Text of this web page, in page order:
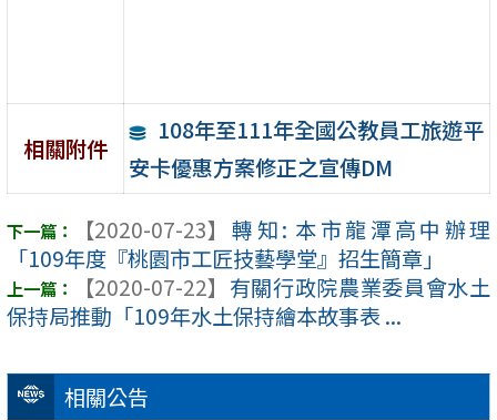
相關公告
相關附件
108年至111年全國公教員工旅遊平
安卡優惠方案修正之宣傳DM
【2020-07-23】 轉知: 本市龍潭高中辦理
「109年度『桃園市工匠技藝學堂』招生簡章」
【2020-07-22】 有關行政院農業委員會水土
保持局推動「109年水土保持繪本故事表 ...